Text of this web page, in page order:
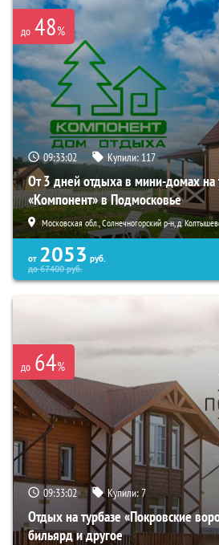
до 48%
09:33:00 Купили: 117
От 3 дней отдыха в мини-домах на
«Компонент» в Подмосковье
Московская обл., Солнечногорский р-н, д.
от 2053 руб.
до67400руб.
до 64%
09:33:00 Купили:7
Отдых на турбазе «Покровские
бильярд и другое